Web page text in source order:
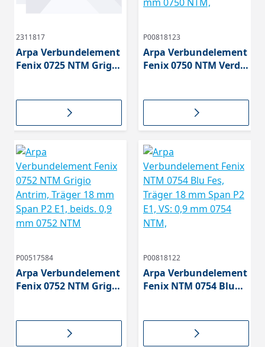
2311817
Arpa Verbundelement
Fenix 0725 NTM Grigio
P00818123
Arpa Verbundelement
Fenix 0750 NTM Verde
0,9 mm 0750 NTM,
P00517584
Arpa Verbundelement
Fenix 0752 NTM Grigio
mm 0752 NTM
P00818122
Arpa Verbundelement
Fenix NTM 0754 Blu
mm 0754 NTM,